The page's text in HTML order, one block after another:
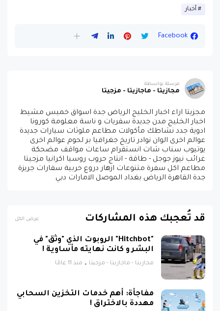
أخبار
Facebook
مرسلة بواسطة
مجازيتا - ماجازيتا - مزجيتا
مجزيتا اراء اخبار الخليج الرياض جدة اسواق خميس مشيط
اخبار الخليج مدن جديدة سفريات و ناسة معلومة كورونا
ادوية جدد نشاطك مأكولات مطاعم ملوثات سيارات جديدة
عوالم اخرى الوان نوادر تاريخ جغرافيا بر لحوم عوالم اخرى
يوتيوب سناب شات انستقرام ساعات مواقف مضحكة
غرائب نيوز جوجل - طاقة - انتاج حروب روسيا اكرانيا مزجيتا
مطاعم اكل سفرة متنوعات ازهار دروع حربية سفارات جريزة
جدة القاهرة الرياض بغداد الموصل الامارات دبي
قد تُعجبك هذه المشاركات عرض الكل
"Hitchbot" الروبوت الذي "وثق" في
البشر و كانت نهايته مأساوية !
مجازيتا - ماجازيتا - مزجيتا منذ 11 عامًا
مفاجأة: أهم خدمات التخزين السحابي
مهددة بالاختراق !